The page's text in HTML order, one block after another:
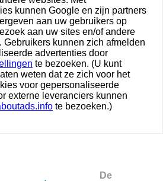
kunnen Google en zijn partners
aan uw gebruikers op
aan uw sites en/of andere
Gebruikers kunnen zich afmelden
advertenties door
te bezoeken. (U kunt
weten dat ze zich voor het
voor gepersonaliseerde
externe leveranciers kunnen
te bezoeken.)
De